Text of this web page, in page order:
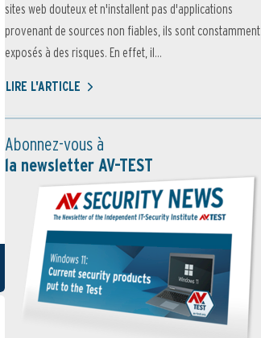
sites web douteux et n'installent pas d'applications
provenant de sources non fiables, ils sont constamment
exposés à des risques. En effet, il...
LIRE L'ARTICLE
Abonnez-vous à
la newsletter AV-TEST